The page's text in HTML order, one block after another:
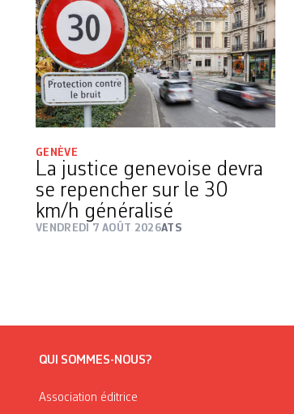
GENÈVE
La justice genevoise devra
se repencher sur le 30
km/h généralisé
VENDREDI 7 AOÛT 2026ATS
QUI SOMMES-NOUS?
Association éditrice